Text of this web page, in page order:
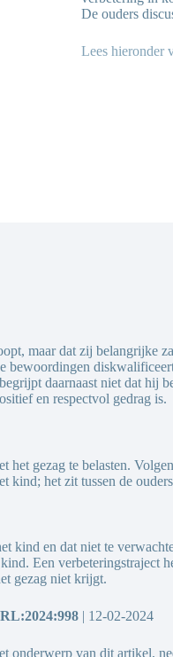
De ouders
Lees hieronder
maar dat zij belangrijke
bewoordingen
daarnaast niet dat hij
en respectvol gedrag is.
gezag te belasten.
het zit tussen de
kind en dat niet te
Een verbeteringstraject
gezag niet krijgt.
| 12-02-2024
onderwerp van dit artikel,